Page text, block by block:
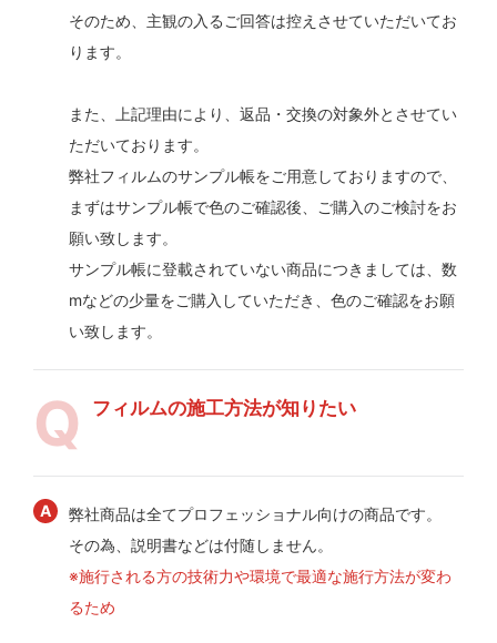
そのため、主観の入るご回答は控えさせていただいてお
ります。
また、上記理由により、返品・交換の対象外とさせてい
ただいております。
弊社フィルムのサンプル帳をご用意しておりますので、
まずはサンプル帳で色のご確認後、ご購入のご検討をお
願い致します。
サンプル帳に登載されていない商品につきましては、数
mなどの少量をご購入していただき、色のご確認をお願
い致します。
フィルムの施工方法が知りたい
弊社商品は全てプロフェッショナル向けの商品です。
その為、説明書などは付随しません。
※施行される方の技術力や環境で最適な施行方法が変わ
るため